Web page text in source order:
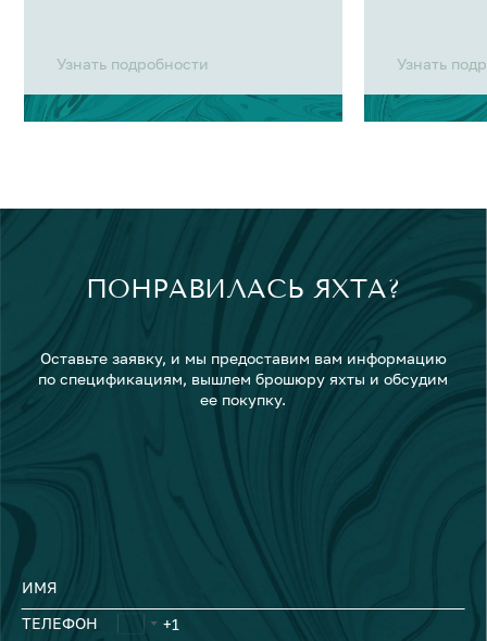
Узнать подробности Узнать
ПОНРАВИЛАСЬ ЯХТА?
Оставьте заявку, и мы предоставим вам информацию
по спецификациям, вышлем брошюру яхты и обсудим
ее покупку.
ИМЯ
ТЕЛЕФОН